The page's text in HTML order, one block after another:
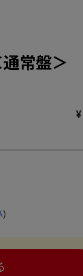
通常盤＞
¥
)